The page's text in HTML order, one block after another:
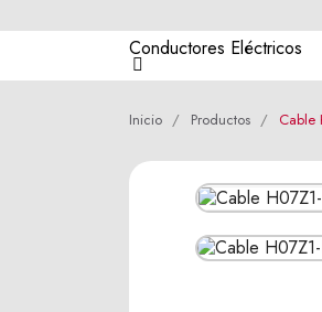
Conductores Eléctricos
Inicio Productos Cable